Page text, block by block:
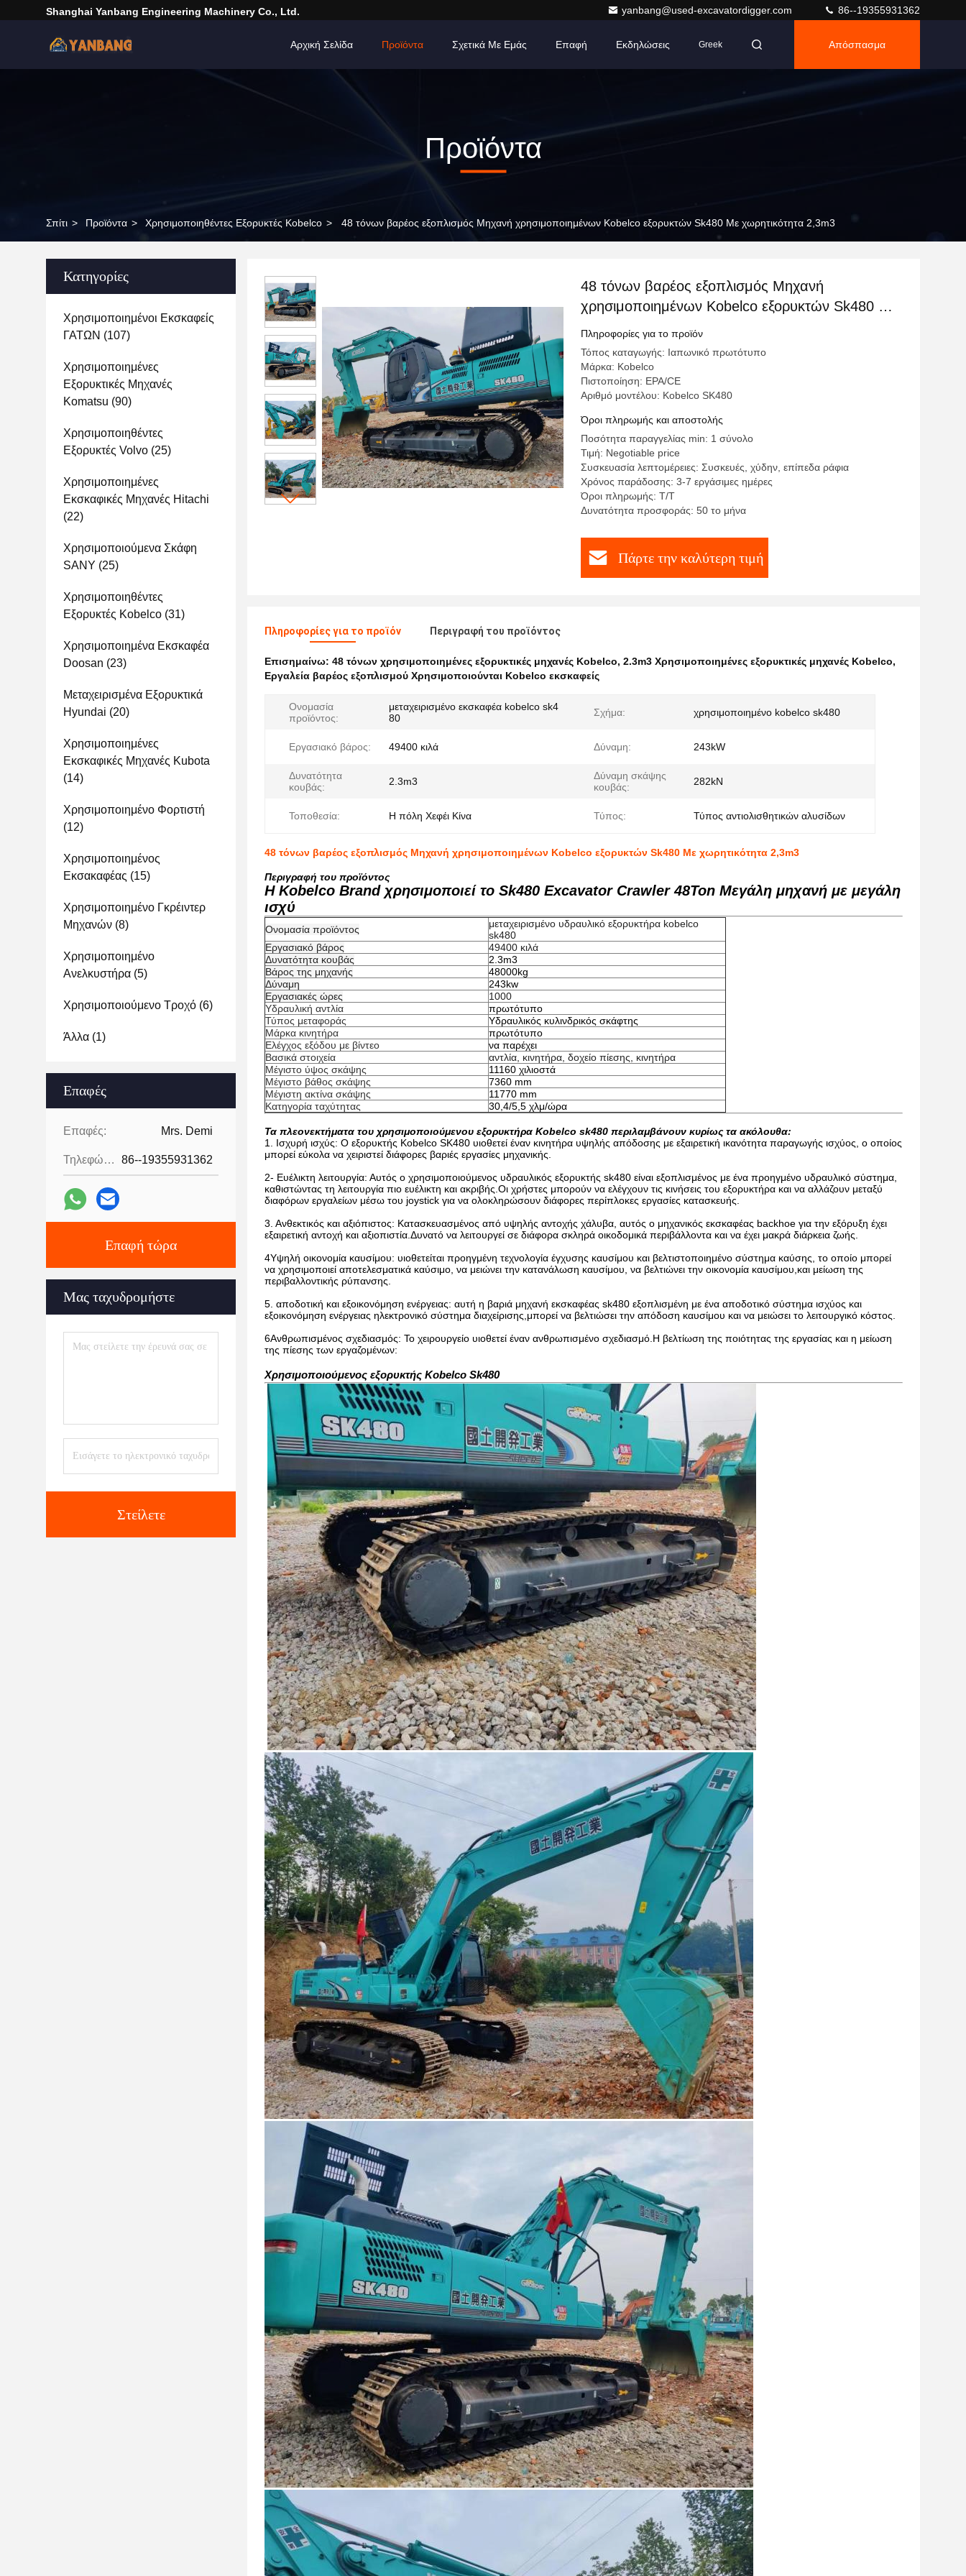
Shanghai Yanbang Engineering Machinery Co., Ltd. yanbang@used-excavatordigger.com 86--19355931362
Αρχική Σελίδα Προϊόντα Σχετικά Με Εμάς Επαφή Εκδηλώσεις Greek Απόσπασμα
Προϊόντα
Σπίτι > Προϊόντα > Χρησιμοποιηθέντες Εξορυκτές Kobelco > 48 τόνων βαρέος εξοπλισμός Μηχανή χρησιμοποιημένων Kobelco εξορυκτών Sk480 Με χωρητικότητα 2,3m3
Κατηγορίες
Χρησιμοποιημένοι Εκσκαφείς
ΓΑΤΩΝ (107)
Χρησιμοποιημένες
Εξορυκτικές Μηχανές
Komatsu (90)
Χρησιμοποιηθέντες
Εξορυκτές Volvo (25)
Χρησιμοποιημένες
Εκσκαφικές Μηχανές Hitachi
(22)
Χρησιμοποιούμενα Σκάφη
SANY (25)
Χρησιμοποιηθέντες
Εξορυκτές Kobelco (31)
Χρησιμοποιημένα Εκσκαφέα
Doosan (23)
Μεταχειρισμένα Εξορυκτικά
Hyundai (20)
Χρησιμοποιημένες
Εκσκαφικές Μηχανές Kubota
(14)
Χρησιμοποιημένο Φορτιστή
(12)
Χρησιμοποιημένος
Εκσακαφέας (15)
Χρησιμοποιημένο Γκρέιντερ
Μηχανών (8)
Χρησιμοποιημένο
Ανελκυστήρα (5)
Χρησιμοποιούμενο Τροχό (6)
Άλλα (1)
Επαφές
Επαφές: Mrs. Demi
Τηλεφώνημα: 86--19355931362
Επαφή τώρα
Μας ταχυδρομήστε
Στείλετε
48 τόνων βαρέος εξοπλισμός Μηχανή
χρησιμοποιημένων Kobelco εξορυκτών Sk480 Με
χωρητικότητα 2,3m3
Πληροφορίες για το προϊόν
Τόπος καταγωγής: Ιαπωνικό πρωτότυπο
Μάρκα: Kobelco
Πιστοποίηση: EPA/CE
Αριθμό μοντέλου: Kobelco SK480
Όροι πληρωμής και αποστολής
Ποσότητα παραγγελίας min: 1 σύνολο
Τιμή: Negotiable price
Συσκευασία λεπτομέρειες: Συσκευές, χύδην, επίπεδα ράφια
Χρόνος παράδοσης: 3-7 εργάσιμες ημέρες
Όροι πληρωμής: Τ/Τ
Δυνατότητα προσφοράς: 50 το μήνα
Πάρτε την καλύτερη τιμή
Πληροφορίες για το προϊόν Περιγραφή του προϊόντος
Επισημαίνω: 48 τόνων χρησιμοποιημένες εξορυκτικές μηχανές Kobelco, 2.3m3 Χρησιμοποιημένες εξορυκτικές μηχανές Kobelco,
Εργαλεία βαρέος εξοπλισμού Χρησιμοποιούνται Kobelco εκσκαφείς
Ονομασία
προϊόντος:
μεταχειρισμένο εκσκαφέα kobelco sk4
80
Σχήμα: χρησιμοποιημένο kobelco sk480
Εργασιακό βάρος: 49400 κιλά Δύναμη: 243kW
Δυνατότητα
κουβάς:
2.3m3
Δύναμη σκάψης
κουβάς:
282kN
Τοποθεσία: Η πόλη Χεφέι Κίνα Τύπος: Τύπος αντιολισθητικών αλυσίδων
48 τόνων βαρέος εξοπλισμός Μηχανή χρησιμοποιημένων Kobelco εξορυκτών Sk480 Με χωρητικότητα 2,3m3
Περιγραφή του προϊόντος
Η Kobelco Brand χρησιμοποιεί το Sk480 Excavator Crawler 48Ton Μεγάλη μηχανή με μεγάλη
ισχύ
Ονομασία προϊόντος
μεταχειρισμένο υδραυλικό εξορυκτήρα kobelco
sk480
Εργασιακό βάρος
49400 κιλά
Δυνατότητα κουβάς
2.3m3
Βάρος της μηχανής
48000kg
Δύναμη
243kw
Εργασιακές ώρες
1000
Υδραυλική αντλία
πρωτότυπο
Τύπος μεταφοράς
Υδραυλικός κυλινδρικός σκάφτης
Μάρκα κινητήρα
πρωτότυπο
Ελέγχος εξόδου με βίντεο
να παρέχει
Βασικά στοιχεία
αντλία, κινητήρα, δοχείο πίεσης, κινητήρα
Μέγιστο ύψος σκάψης
11160 χιλιοστά
Μέγιστο βάθος σκάψης
7360 mm
Μέγιστη ακτίνα σκάψης
11770 mm
Κατηγορία ταχύτητας
30,4/5,5 χλμ/ώρα
Τα πλεονεκτήματα του χρησιμοποιούμενου εξορυκτήρα Kobelco sk480 περιλαμβάνουν κυρίως τα ακόλουθα:
1. Ισχυρή ισχύς: Ο εξορυκτής Kobelco SK480 υιοθετεί έναν κινητήρα υψηλής απόδοσης με εξαιρετική ικανότητα παραγωγής ισχύος, ο οποίος
μπορεί εύκολα να χειριστεί διάφορες βαριές εργασίες μηχανικής.
2- Ευέλικτη λειτουργία: Αυτός ο χρησιμοποιούμενος υδραυλικός εξορυκτής sk480 είναι εξοπλισμένος με ένα προηγμένο υδραυλικό σύστημα,
καθιστώντας τη λειτουργία πιο ευέλικτη και ακριβής.Οι χρήστες μπορούν να ελέγχουν τις κινήσεις του εξορυκτήρα και να αλλάζουν μεταξύ
διαφόρων εργαλείων μέσω του joystick για να ολοκληρώσουν διάφορες περίπλοκες εργασίες κατασκευής.
3. Ανθεκτικός και αξιόπιστος: Κατασκευασμένος από υψηλής αντοχής χάλυβα, αυτός ο μηχανικός εκσκαφέας backhoe για την εξόρυξη έχει
εξαιρετική αντοχή και αξιοπιστία.Δυνατό να λειτουργεί σε διάφορα σκληρά οικοδομικά περιβάλλοντα και να έχει μακρά διάρκεια ζωής.
4Υψηλή οικονομία καυσίμου: υιοθετείται προηγμένη τεχνολογία έγχυσης καυσίμου και βελτιστοποιημένο σύστημα καύσης, το οποίο μπορεί
να χρησιμοποιεί αποτελεσματικά καύσιμο, να μειώνει την κατανάλωση καυσίμου, να βελτιώνει την οικονομία καυσίμου,και μείωση της
περιβαλλοντικής ρύπανσης.
5. αποδοτική και εξοικονόμηση ενέργειας: αυτή η βαριά μηχανή εκσκαφέας sk480 εξοπλισμένη με ένα αποδοτικό σύστημα ισχύος και
εξοικονόμηση ενέργειας ηλεκτρονικό σύστημα διαχείρισης,μπορεί να βελτιώσει την απόδοση καυσίμου και να μειώσει το λειτουργικό κόστος.
6Ανθρωπισμένος σχεδιασμός: Το χειρουργείο υιοθετεί έναν ανθρωπισμένο σχεδιασμό.Η βελτίωση της ποιότητας της εργασίας και η μείωση
της πίεσης των εργαζομένων:
Χρησιμοποιούμενος εξορυκτής Kobelco Sk480